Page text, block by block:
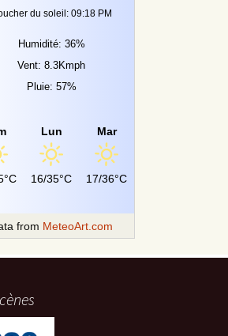
du soleil: 09:18 PM
Humidité: 36%
Vent: 8.3Kmph
Pluie: 57%
Lun
16/35°C
Mar
17/36°C
from MeteoArt.com